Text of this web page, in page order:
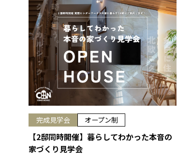
完成見学会 オープン制
【2邸同時開催】暮らしてわかった本音の
家づくり見学会